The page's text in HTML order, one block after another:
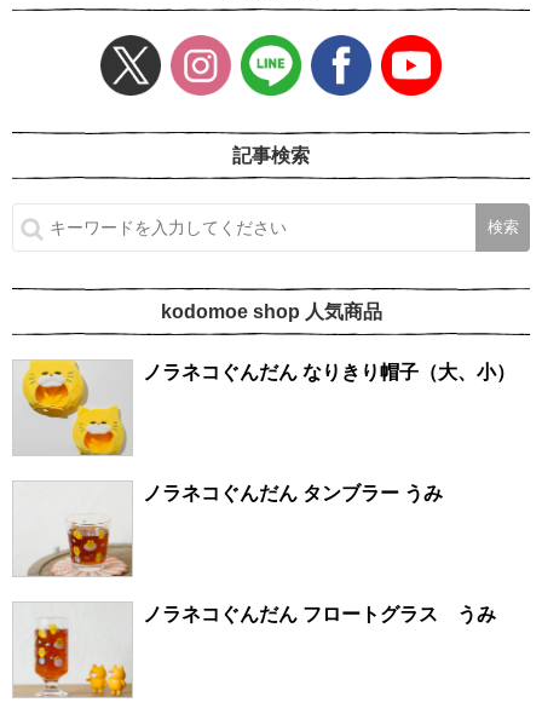
記事検索
kodomoe shop 人気商品
ノラネコぐんだん なりきり帽子（大、小）
ノラネコぐんだん タンブラー うみ
ノラネコぐんだん フロートグラス うみ